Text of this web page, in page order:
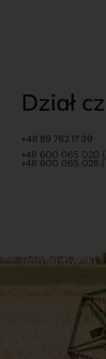
Dział
+48 89 762 17 39
+48 600 065 020
+48 600 065 028
Romanowski
Sklep internetowy